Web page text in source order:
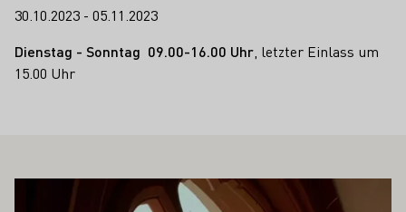
30.10.2023 - 05.11.2023
Dienstag - Sonntag 09.00-16.00 Uhr , letzter Einlass um
15.00 Uhr
INTERESSIEREN